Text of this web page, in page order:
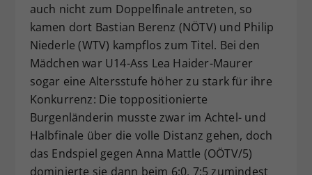
auch nicht zum Doppelfinale antreten, so
kamen dort Bastian Berenz (NÖTV) und Philip
Niederle (WTV) kampflos zum Titel. Bei den
Mädchen war U14-Ass Lea Haider-Maurer
sogar eine Altersstufe höher zu stark für ihre
Konkurrenz: Die toppositionierte
Burgenländerin musste zwar im Achtel- und
Halbfinale über die volle Distanz gehen, doch
das Endspiel gegen Anna Mattle (OÖTV/5)
dominierte sie dann beim 6:0, 7:5 zumindest